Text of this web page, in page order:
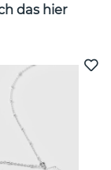
das hier